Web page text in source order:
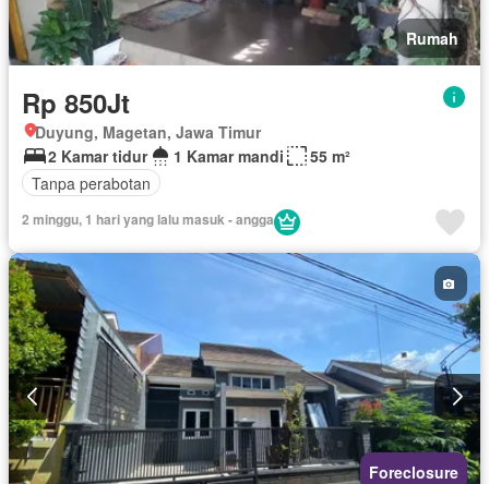
Rumah
Rp 850Jt
Duyung, Magetan, Jawa Timur
2 Kamar tidur
1 Kamar mandi
55 m²
Tanpa perabotan
2 minggu, 1 hari yang lalu masuk - angga
Foreclosure